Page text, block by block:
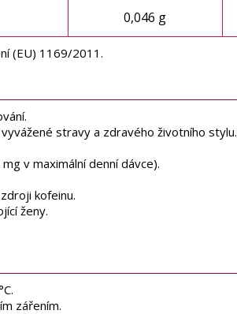
0,046 g
(EU) 1169/2011.
stravy a zdravého životního stylu.
v maximální denní dávce).
kofeinu.
ženy.
zářením.